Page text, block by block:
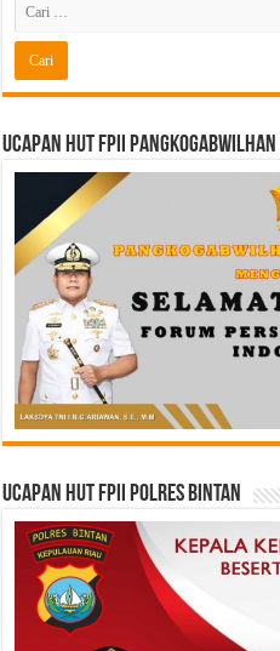
Ucapan HUT FPII PANGKOGABWILHAN
Ucapan HUT FPII Polres Bintan